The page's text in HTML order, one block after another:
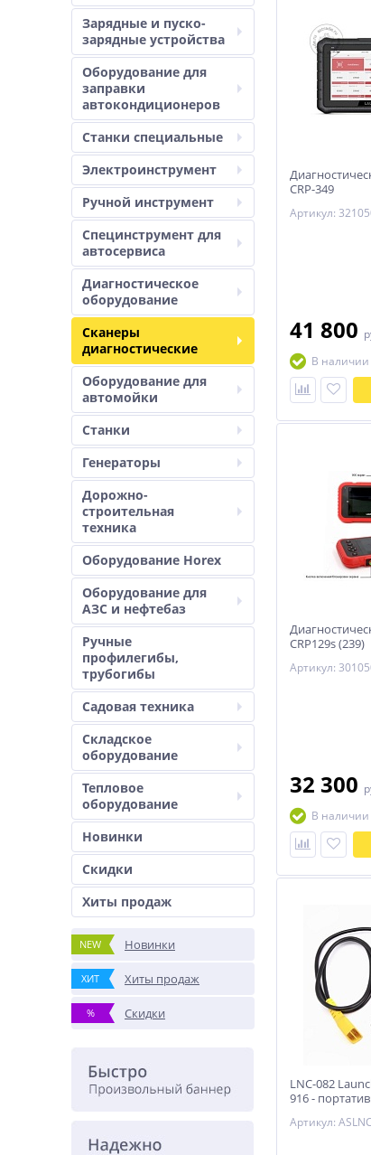
Зарядные и пуско-
зарядные устройства
Оборудование для
заправки
автокондиционеров
Станки специальные
Электроинструмент
Ручной инструмент
Специнструмент для
автосервиса
Диагностическое
оборудование
Сканеры
диагностические
Оборудование для
автомойки
Станки
Генераторы
Дорожно-
строительная
техника
Оборудование Horex
Оборудование для
АЗС и нефтебаз
Ручные
профилегибы,
трубогибы
Садовая техника
Складское
оборудование
Тепловое
оборудование
Новинки
Скидки
Хиты продаж
NEW Новинки
ХИТ Хиты продаж
% Скидки
CRP-349
Артикул:
41 800
В
CRP129s (239)
Артикул:
32 300
В
LNC-082
916 -
Артикул: